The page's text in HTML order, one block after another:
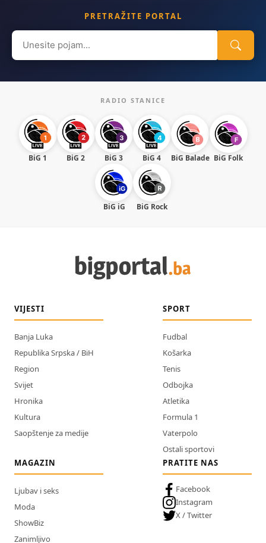
PRETRAŽITE PORTAL
Search
for:
RADIO STANICE
BiG 1 BiG 2 BiG 3 BiG 4 BiG Balade BiG Folk
BiG iG BiG Rock
VIJESTI
Banja Luka
Republika Srpska / BiH
Region
Svijet
Hronika
Kultura
Saopštenje za medije
SPORT
Fudbal
Košarka
Tenis
Odbojka
Atletika
Formula 1
Vaterpolo
Ostali sportovi
MAGAZIN
Ljubav i seks
Moda
ShowBiz
Zanimljivo
PRATITE NAS
Facebook
Instagram
X / Twitter